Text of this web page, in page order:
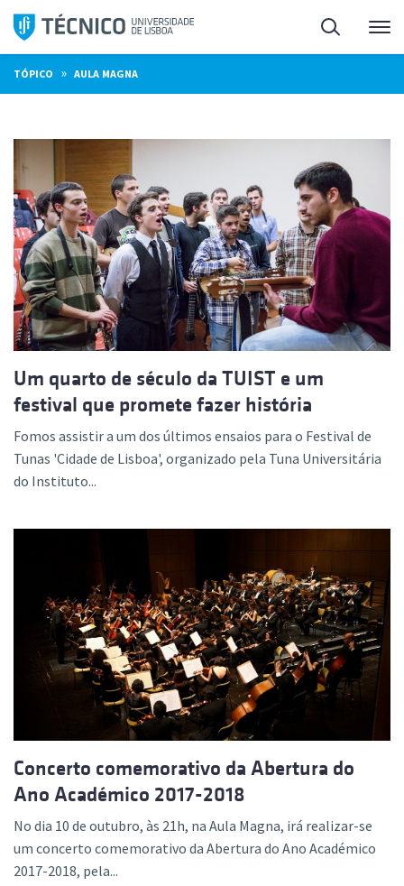
Saltar
para
o
conteúdo
Pesquisa
TÓPICO » AULA MAGNA
Um quarto de século da TUIST e um
festival que promete fazer história
Fomos assistir a um dos últimos ensaios para o Festival de
Tunas 'Cidade de Lisboa', organizado pela Tuna Universitária
do Instituto...
Concerto comemorativo da Abertura do
Ano Académico 2017-2018
No dia 10 de outubro, às 21h, na Aula Magna, irá realizar-se
um concerto comemorativo da Abertura do Ano Académico
2017-2018, pela...